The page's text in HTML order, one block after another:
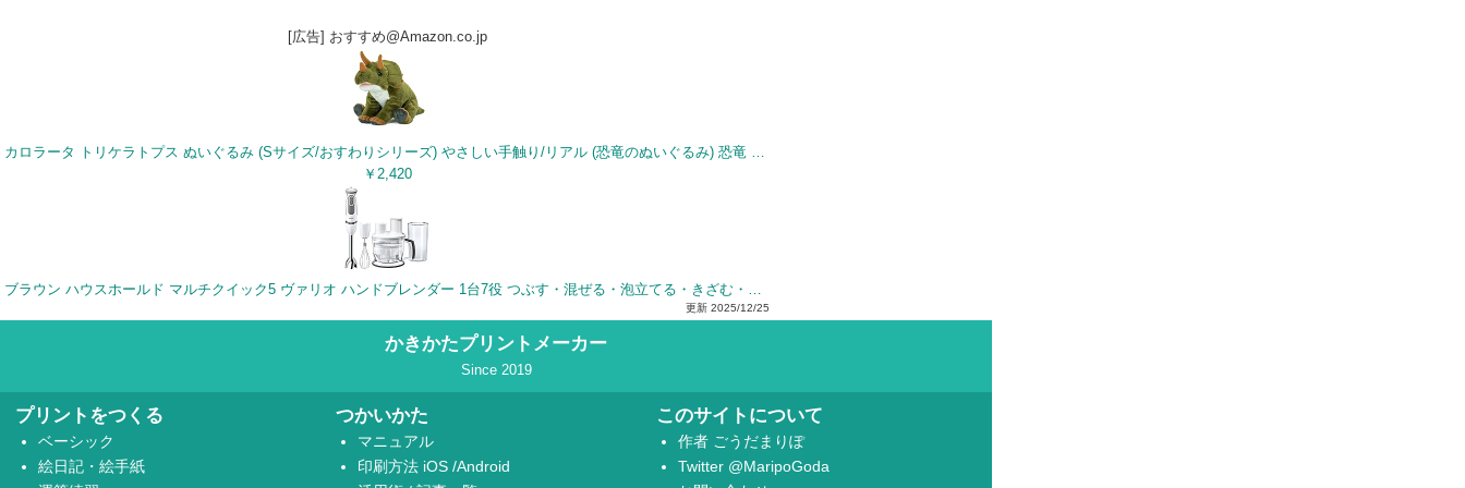
[広告] おすすめ@Amazon.co.jp
カロラータ トリケラトプス ぬいぐるみ (Sサイズ/おすわりシリーズ) やさしい手触り/リアル (恐竜のぬいぐるみ) 恐竜 おもちゃ 人形/誕生日 ギフト プレゼント (検針2度済み) / クリスマス クリスマスプレゼント
￥2,420
ブラウン ハウスホールド マルチクイック5 ヴァリオ ハンドブレンダー 1台7役 つぶす・混ぜる・泡立てる・きざむ・スライス・せん切り・こねる ホワイト MQ5075
更新 2025/12/25
かきかたプリントメーカー
Since 2019
プリントをつくる
ベーシック
絵日記・絵手紙
つかいかた
マニュアル
印刷方法 iOS/Android
このサイトについて
作者 ごうだまりぽ
Twitter @MaripoGoda